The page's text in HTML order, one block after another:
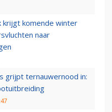
krijgt komende winter
naar
grijpt ternauwernood in: